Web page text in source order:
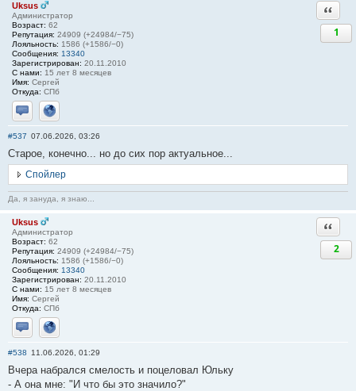
Uksus
Администратор
Возраст: 62
Репутация: 24909 (+24984/−75)
Лояльность: 1586 (+1586/−0)
Сообщения: 13340
Зарегистрирован: 20.11.2010
С нами: 15 лет 8 месяцев
Имя: Сергей
Откуда: СПб
Отправить личное сообщение
Сайт
1
#537 07.06.2026, 03:26
Старое, конечно... но до сих пор актуальное...
Спойлер
Да, я зануда, я знаю...
Uksus
Администратор
Возраст: 62
Репутация: 24909 (+24984/−75)
Лояльность: 1586 (+1586/−0)
Сообщения: 13340
Зарегистрирован: 20.11.2010
С нами: 15 лет 8 месяцев
Имя: Сергей
Откуда: СПб
Отправить личное сообщение
Сайт
2
#538 11.06.2026, 01:29
Вчера набрался смелость и поцеловал Юльку
- А она мне: "И что бы это значило?"